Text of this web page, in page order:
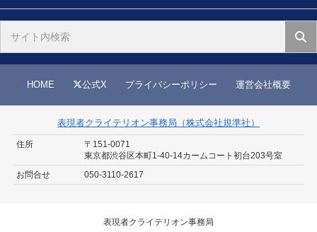
HOME 公式X プライバシーポリシー 運営会社概要
表現者クライテリオン事務局（株式会社規準社）
住所
〒151-0071
東京都渋谷区本町1-40-14カームコート初台203号室
お問合せ
050-3110-2617
表現者クライテリオン事務局